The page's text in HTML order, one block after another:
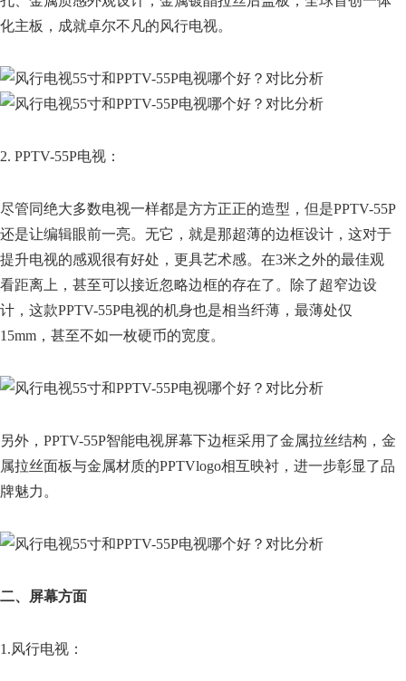
化主板，成就卓尔不凡的风行电视。
2. PPTV-55P电视：
尽管同绝大多数电视一样都是方方正正的造型，但是PPTV-55P
还是让编辑眼前一亮。无它，就是那超薄的边框设计，这对于
提升电视的感观很有好处，更具艺术感。在3米之外的最佳观
看距离上，甚至可以接近忽略边框的存在了。除了超窄边设
计，这款PPTV-55P电视的机身也是相当纤薄，最薄处仅
15mm，甚至不如一枚硬币的宽度。
另外，PPTV-55P智能电视屏幕下边框采用了金属拉丝结构，金
属拉丝面板与金属材质的PPTVlogo相互映衬，进一步彰显了品
牌魅力。
二、屏幕方面
1.风行电视：